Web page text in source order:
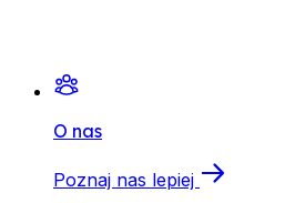
O nas
Poznaj nas lepiej